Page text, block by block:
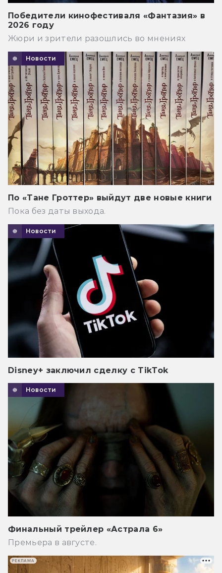
Победители кинофестиваля «Фантазия» в
2026 году
Жюри и зрители разошлись во мнениях
Новости
По «Тане Гроттер» выйдут две новые книги
Пока без даты выхода.
Новости
Disney+ заключил сделку с TikTok
Новости
Финальный трейлер «Астрала 6»
Премьера в августе.
РЕКЛАМА